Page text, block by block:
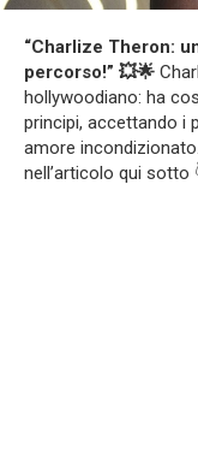
“Charlize Theron:
percorso!” 💥🌟
hollywoodiano: ha
principi, accettando i
amore
nell’articolo qui sotto